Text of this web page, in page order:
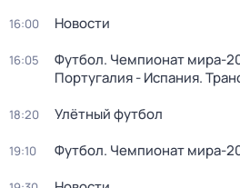
16:00 Новости
16:05
Футбол. Чемпионат мира-
Португалия - Испания.
18:20 Улётный футбол
19:10 Футбол. Чемпионат мира-